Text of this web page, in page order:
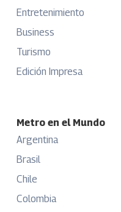
Entretenimiento
Business
Turismo
Edición Impresa
Metro en el Mundo
Argentina
Brasil
Chile
Colombia